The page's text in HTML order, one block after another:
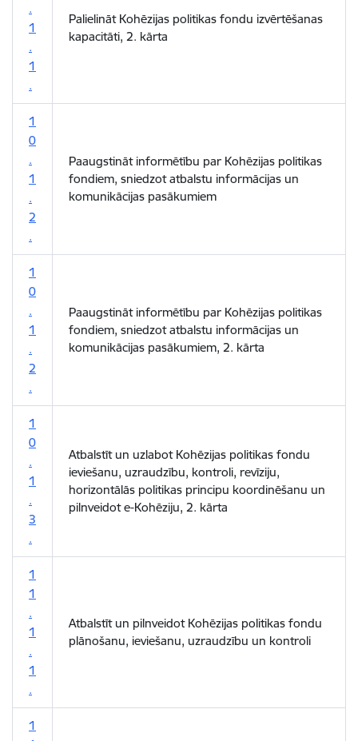
.
1
.
1
.
Palielināt Kohēzijas politikas fondu izvērtēšanas
kapacitāti, 2. kārta
1
0
.
1
.
2
.
Paaugstināt informētību par Kohēzijas politikas
fondiem, sniedzot atbalstu informācijas un
komunikācijas pasākumiem
1
0
.
1
.
2
.
Paaugstināt informētību par Kohēzijas politikas
fondiem, sniedzot atbalstu informācijas un
komunikācijas pasākumiem, 2. kārta
1
0
.
1
.
3
.
Atbalstīt un uzlabot Kohēzijas politikas fondu
ieviešanu, uzraudzību, kontroli, revīziju,
horizontālās politikas principu koordinēšanu un
pilnveidot e-Kohēziju, 2. kārta
1
1
.
1
.
1
.
Atbalstīt un pilnveidot Kohēzijas politikas fondu
plānošanu, ieviešanu, uzraudzību un kontroli
1